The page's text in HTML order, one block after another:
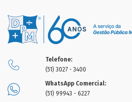
Telefone:
(51) 3027 - 3400
WhatsApp Comercial:
(51) 99943 - 6227